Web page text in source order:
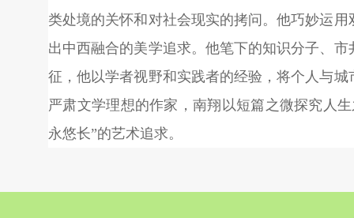
类处境的关怀和对社会现实的拷问。他巧妙运
出中西融合的美学追求。他笔下的知识分子、
征，他以学者视野和实践者的经验，将个人与
严肃文学理想的作家，南翔以短篇之微探究人
永悠长”的艺术追求。